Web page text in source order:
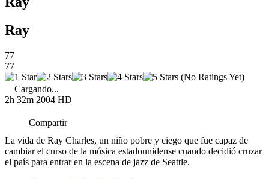
Ray
77
77
(No Ratings Yet)
Cargando...
2h 32m 2004 HD
Compartir
La vida de Ray Charles, un niño pobre y ciego que fue capaz de
cambiar el curso de la música estadounidense cuando decidió cruzar
el país para entrar en la escena de jazz de Seattle.